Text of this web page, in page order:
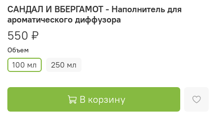
САНДАЛ И ВБЕРГАМОТ - Наполнитель для
ароматического диффузора
550 ₽
Объем
100 мл 250 мл
В корзину